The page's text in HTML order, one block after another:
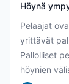
Höynä
Pelaajat
yrittävät
Pallolliset
höynien